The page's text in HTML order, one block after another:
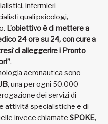
infermieri
quali psicologi,
L’obiettivo è di mettere a
24 ore su 24, con cure a
di alleggerire i Pronto
.
aeronautica sono
, una per ogni 50.000
dei servizi di
attività specialistiche e di
invece chiamate SPOKE,